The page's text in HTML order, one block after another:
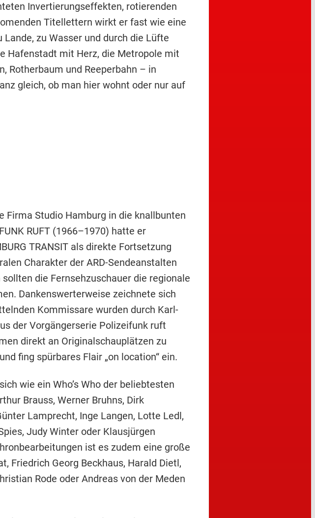
Invertierungseffekten, rotierenden
Titellettern wirkt er fast wie eine
Lande, zu Wasser und durch die Lüfte
Hafenstadt mit Herz, die Metropole mit
Rotherbaum und Reeperbahn – in
gleich, ob man hier wohnt oder nur auf
Firma Studio Hamburg in die knallbunten
RUFT (1966–1970) hatte er
TRANSIT als direkte Fortsetzung
Charakter der ARD-Sendeanstalten
die Fernsehzuschauer die regionale
Dankenswerterweise zeichnete sich
Kommissare wurden durch Karl-
der Vorgängerserie Polizeifunk ruft
direkt an Originalschauplätzen zu
fing spürbares Flair „on location“ ein.
wie ein Who’s Who der beliebtesten
Brauss, Werner Bruhns, Dirk
Lamprecht, Inge Langen, Lotte Ledl,
Judy Winter oder Klausjürgen
ist es zudem eine große
Friedrich Georg Beckhaus, Harald Dietl,
Rode oder Andreas von der Meden